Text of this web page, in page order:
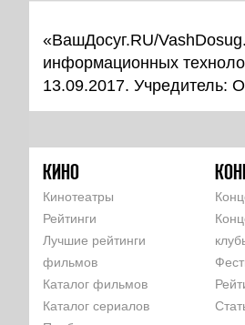
«ВашДосуг.RU/
информационных
13.09.2017.
КИНО
Кинотеатры
Рейтинги
Лучшие рейтинги
фильмов
Каталог фильмов
Каталог сериалов